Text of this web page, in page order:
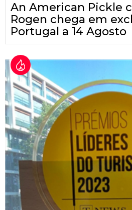
An American Pickle
Rogen chega em
Portugal a 14 Agosto